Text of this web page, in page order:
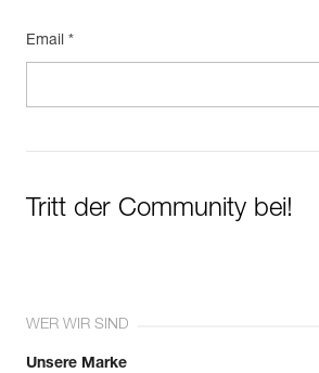
Email *
Tritt der Community bei!
WER WIR SIND
Unsere Marke